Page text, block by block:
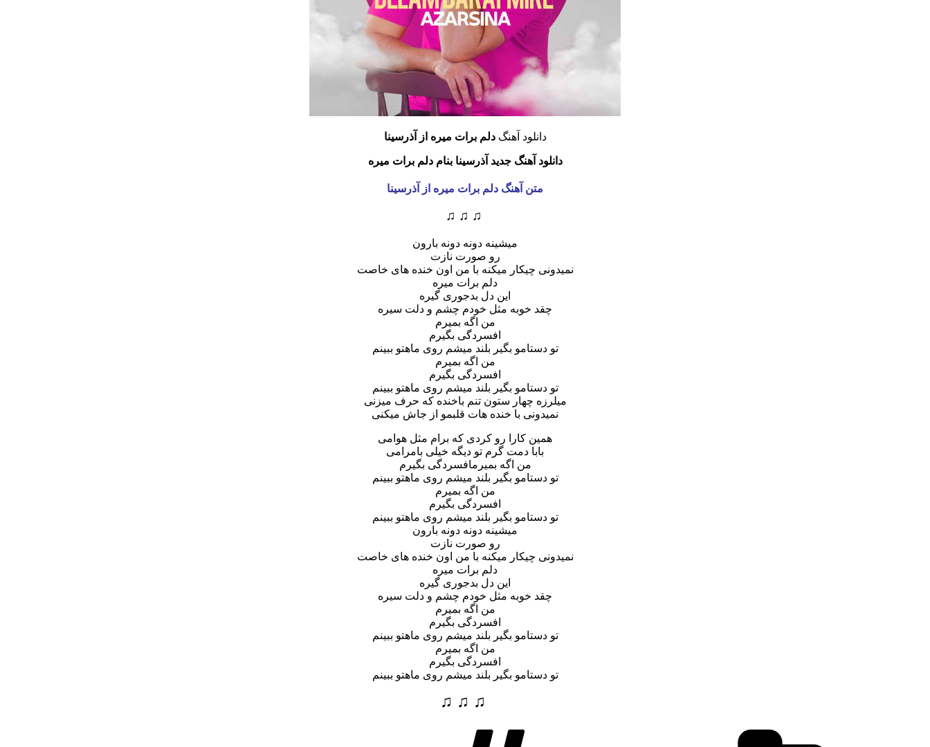
دانلود آهنگدلم برات میره از آذرسینا
دانلود آهنگ جدید آذرسینا بنام دلم برات میره
متن آهنگ دلم برات میره از آذرسینا
♫ ♫ ♫
میشینه دونه دونه بارون
رو صورت نازت
نمیدونی چیکار میکنه با من اون خنده های خاصت
دلم برات میره
این دل بدجوری گیره
چقد خوبه مثل خودم چشم و دلت سیره
من اگه بمیرم
افسردگی بگیرم
تو دستامو بگیر بلند میشم روی ماهتو ببینم
من اگه بمیرم
افسردگی بگیرم
تو دستامو بگیر بلند میشم روی ماهتو ببینم
میلرزه چهار ستون تنم باخنده که حرف میزنی
نمیدونی با خنده هات قلبمو از جاش میکنی
همین کارا رو کردی که برام مثل هوامی
بابا دمت گرم تو دیگه خیلی بامرامی
من اگه بمیرمافسردگی بگیرم
تو دستامو بگیر بلند میشم روی ماهتو ببینم
من اگه بمیرم
افسردگی بگیرم
تو دستامو بگیر بلند میشم روی ماهتو ببینم
میشینه دونه دونه بارون
رو صورت نازت
نمیدونی چیکار میکنه با من اون خنده های خاصت
دلم برات میره
این دل بدجوری گیره
چقد خوبه مثل خودم چشم و دلت سیره
من اگه بمیرم
افسردگی بگیرم
تو دستامو بگیر بلند میشم روی ماهتو ببینم
من اگه بمیرم
افسردگی بگیرم
تو دستامو بگیر بلند میشم روی ماهتو ببینم
♫ ♫ ♫